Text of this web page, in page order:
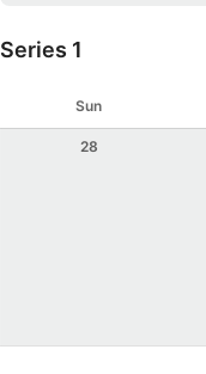
Series 1
Sun
28